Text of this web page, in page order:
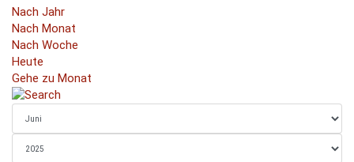
Nach Jahr
Nach Monat
Nach Woche
Heute
Gehe zu Monat